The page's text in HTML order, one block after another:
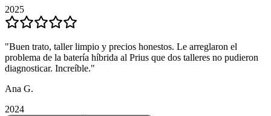
2025
"Buen trato, taller limpio y precios honestos. Le arreglaron el
problema de la batería híbrida al Prius que dos talleres no pudieron
diagnosticar. Increíble."
Ana G.
2024
2025
"Buen trato, taller limpio y precios honestos. Le arreglaron el
problema de la batería híbrida al Prius que dos talleres no pudieron
diagnosticar. Increíble."
Ana G.
2024